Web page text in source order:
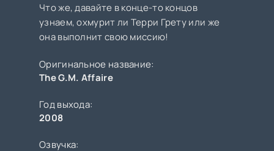
Что же, давайте в конце-то концов
узнаем, охмурит ли Терри Грету или же
она выполнит свою миссию!
Оригинальное название:
The G.M. Affaire
Год выхода:
2008
Озвучка: